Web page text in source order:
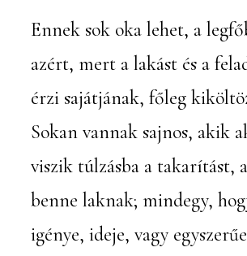
Ennek sok oka lehet, a
azért, mert a lakást és a
érzi sajátjának, főleg
Sokan vannak sajnos, akik
viszik túlzásba a takarítást,
benne laknak; mindegy,
igénye, ideje, vagy